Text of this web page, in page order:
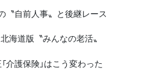
〝自前人事〟と後継レース
北海道版〝みんなの老活〟
介護保険」はこう変わった